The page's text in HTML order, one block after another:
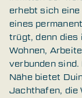
erhebt sich
eines
trügt, denn dies
Wohnen,
verbunden
Nähe bietet
Jachthafen, die